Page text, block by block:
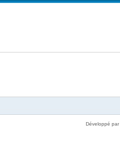
Développé par